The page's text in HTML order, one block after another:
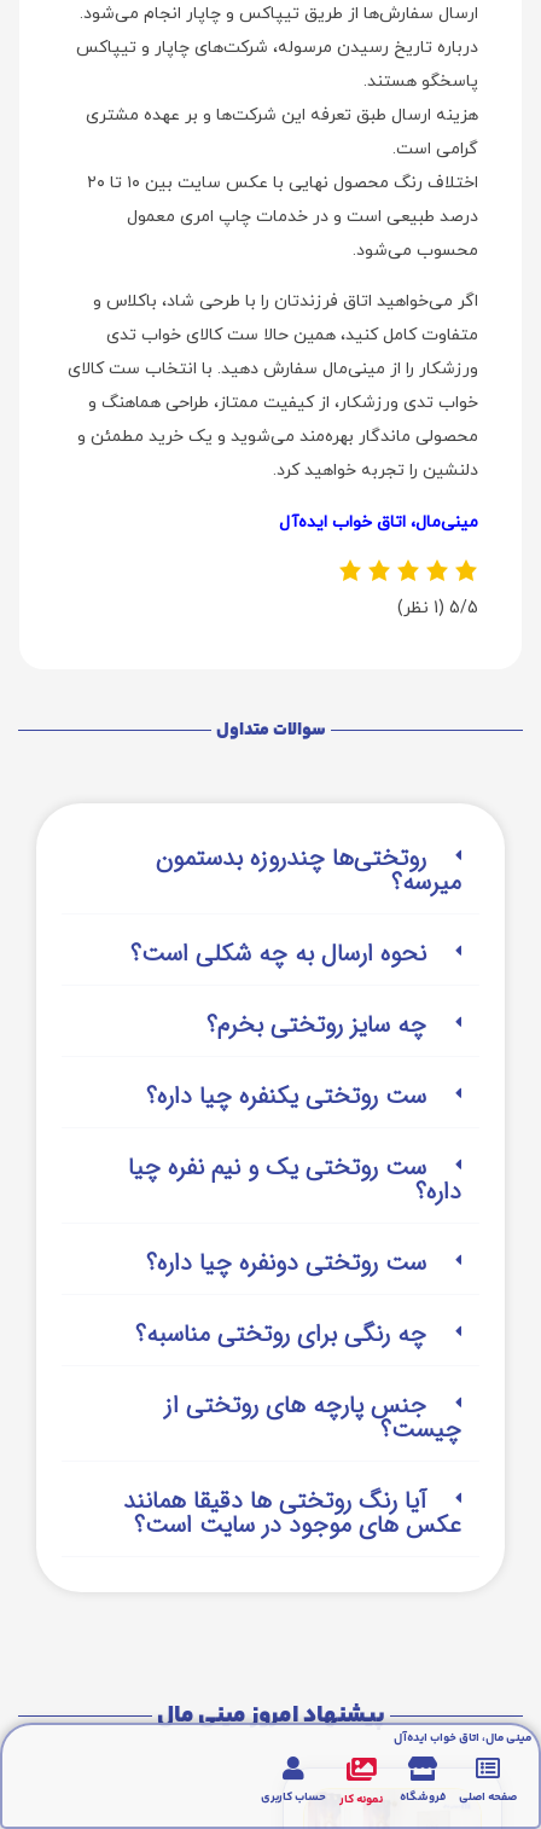
ارسال سفارش‌ها از طریق تیپاکس و چاپار انجام می‌شود.
درباره تاریخ رسیدن مرسوله، شرکت‌های چاپار و تیپاکس
پاسخگو هستند.
هزینه ارسال طبق تعرفه این شرکت‌ها و بر عهده مشتری
گرامی است.
اختلاف رنگ محصول نهایی با عکس سایت بین ۱۰ تا ۲۰
درصد طبیعی است و در خدمات چاپ امری معمول
محسوب می‌شود.
اگر می‌خواهید اتاق فرزندتان را با طرحی شاد، باکلاس و
متفاوت کامل کنید، همین حالا ست کالای خواب تدی
ورزشکار را از مینی‌مال سفارش دهید. با انتخاب ست کالای
خواب تدی ورزشکار، از کیفیت ممتاز، طراحی هماهنگ و
محصولی ماندگار بهره‌مند می‌شوید و یک خرید مطمئن و
دلنشین را تجربه خواهید کرد.
مینی‌مال، اتاق خواب ایده‌آل
5/5 (1 نظر)
سوالات متداول
روتختی‌‌ها چندروزه بدستمون
میرسه؟
نحوه ارسال به چه شکلی است؟
چه سایز روتختی بخرم؟
ست روتختی یکنفره چیا داره؟
ست روتختی یک و نیم نفره چیا
داره؟
ست روتختی دونفره چیا داره؟
چه رنگی برای روتختی مناسبه؟
جنس پارچه های روتختی از
چیست؟
آیا رنگ روتختی ها دقیقا همانند
عکس های موجود در سایت است؟
پیشنهاد امروز مینی مال
مینی مال، اتاق خواب ایده‌آل
صفحه اصلی فروشگاه نمونه کار حساب کاربری